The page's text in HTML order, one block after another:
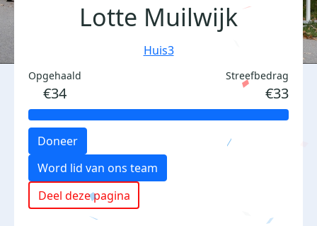
Lotte Muilwijk
Huis3
Opgehaald
€34
Streefbedrag
€33
Doneer
Word lid van ons team
Deel deze pagina